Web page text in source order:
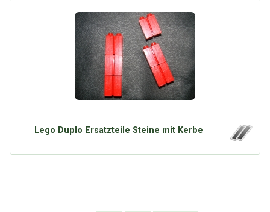
Lego Duplo Ersatzteile Steine mit Kerbe